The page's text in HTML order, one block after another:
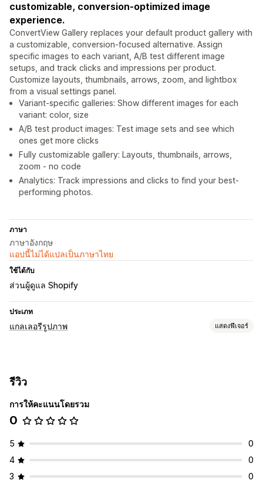
customizable, conversion-optimized image
experience.
ConvertView Gallery replaces your default product gallery with
a customizable, conversion-focused alternative. Assign
specific images to each variant, A/B test different image
setups, and track clicks and impressions per product.
Customize layouts, thumbnails, arrows, zoom, and lightbox
from a visual settings panel.
Variant-specific galleries: Show different images for each
variant: color, size
A/B test product images: Test image sets and see which
ones get more clicks
Fully customizable gallery: Layouts, thumbnails, arrows,
zoom - no code
Analytics: Track impressions and clicks to find your best-
performing photos.
ภาษา
ภาษาอังกฤษ
แอปนี้ไม่ได้แปลเป็นภาษาไทย
ใช้ได้กับ
ส่วนผู้ดูแล Shopify
ประเภท
แกลเลอรีรูปภาพ แสดงฟีเจอร์
สไตล์ที่กำหนดเอง ตำแหน่งไอคอน
การซูมรูปภาพ เอฟเฟกต์โฮเวอร์
รีวิว
การให้คะแนนโดยรวม
0
5
0
4
0
3
0